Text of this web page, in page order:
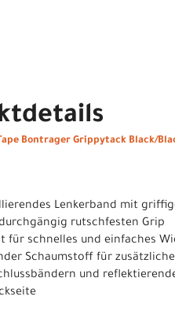
Bontrager Grippytack Black/
Lenkerband mit
rutschfesten Grip
für schnelles und einfaches
Schaumstoff für
und